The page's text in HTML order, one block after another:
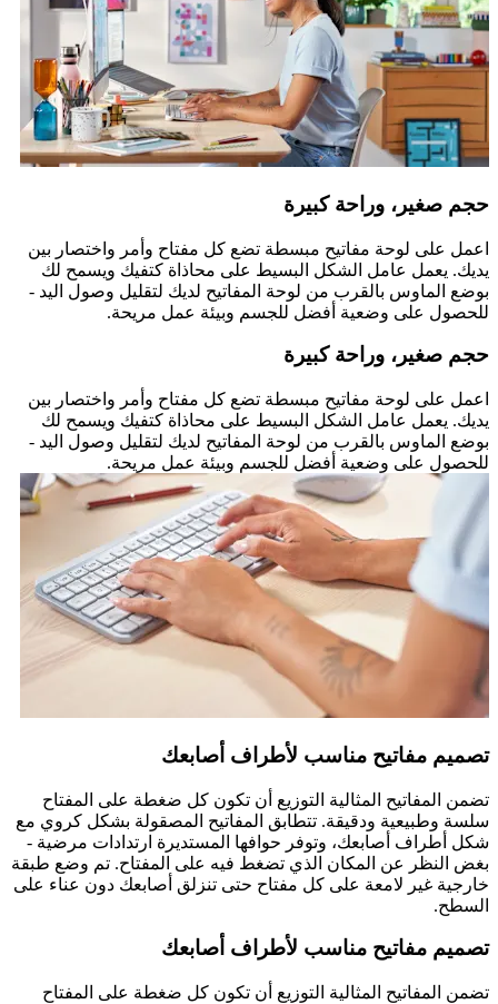
حجم صغير، وراحة كبيرة
اعمل على لوحة مفاتيح مبسطة تضع كل مفتاح وأمر واختصار بين
يديك. يعمل عامل الشكل البسيط على محاذاة كتفيك ويسمح لك
بوضع الماوس بالقرب من لوحة المفاتيح لديك لتقليل وصول اليد -
للحصول على وضعية أفضل للجسم وبيئة عمل مريحة.
حجم صغير، وراحة كبيرة
اعمل على لوحة مفاتيح مبسطة تضع كل مفتاح وأمر واختصار بين
يديك. يعمل عامل الشكل البسيط على محاذاة كتفيك ويسمح لك
بوضع الماوس بالقرب من لوحة المفاتيح لديك لتقليل وصول اليد -
للحصول على وضعية أفضل للجسم وبيئة عمل مريحة.
تصميم مفاتيح مناسب لأطراف أصابعك
تضمن المفاتيح المثالية التوزيع أن تكون كل ضغطة على المفتاح
سلسة وطبيعية ودقيقة. تتطابق المفاتيح المصقولة بشكل كروي مع
شكل أطراف أصابعك، وتوفر حوافها المستديرة ارتدادات مرضية -
بغض النظر عن المكان الذي تضغط فيه على المفتاح. تم وضع طبقة
خارجية غير لامعة على كل مفتاح حتى تنزلق أصابعك دون عناء على
السطح.
تصميم مفاتيح مناسب لأطراف أصابعك
تضمن المفاتيح المثالية التوزيع أن تكون كل ضغطة على المفتاح